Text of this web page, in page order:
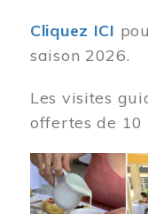
Cliquez ICI
saison 2026.
Les visites
offertes de 10
Image